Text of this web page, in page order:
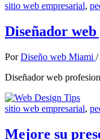
sitio web empresarial,
Diseñador
PorDiseño web Miami /
Diseñador web
sitio web empresarial,
Mejore su